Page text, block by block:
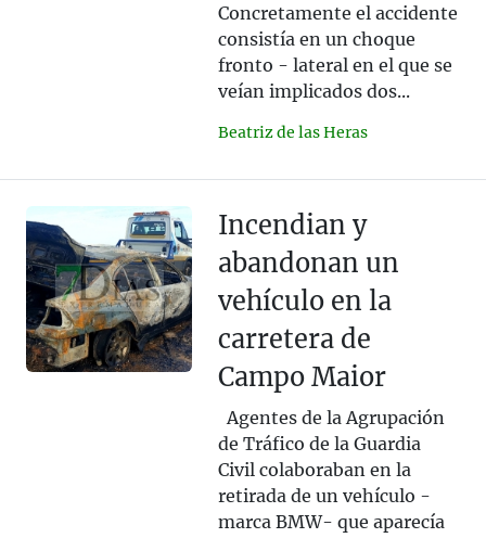
Concretamente el accidente
consistía en un choque
fronto - lateral en el que se
veían implicados dos...
Beatriz de las Heras
Incendian y
abandonan un
vehículo en la
carretera de
Campo Maior
Agentes de la Agrupación
de Tráfico de la Guardia
Civil colaboraban en la
retirada de un vehículo -
marca BMW- que aparecía